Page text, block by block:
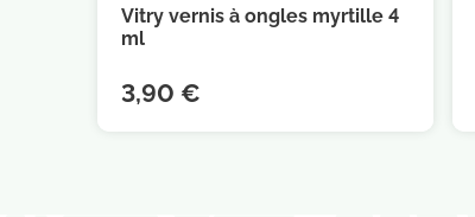
Vitry vernis à ongles myrtille 4
ml
3,90 €